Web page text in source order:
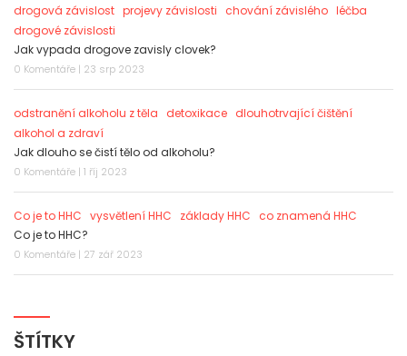
drogová závislost projevy závislosti chování závislého léčba
drogové závislosti
Jak vypada drogove zavisly clovek?
0 Komentáře | 23 srp 2023
odstranění alkoholu z těla detoxikace dlouhotrvající čištění
alkohol a zdraví
Jak dlouho se čistí tělo od alkoholu?
0 Komentáře | 1 říj 2023
Co je to HHC vysvětlení HHC základy HHC
co znamená HHC
Co je to HHC?
0 Komentáře | 27 zář 2023
ŠTÍTKY